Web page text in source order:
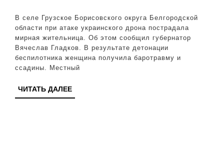
дрона
ВСУ
в
В селе Грузское Борисовского округа Белгородской
области при атаке украинского дрона пострадала
мирная жительница. Об этом сообщил губернатор
Вячеслав Гладков. В результате детонации
беспилотника женщина получила баротравму и
ссадины. Местный
ЧИТАТЬ ДАЛЕЕЧИТАТЬ
ДАЛЕЕ